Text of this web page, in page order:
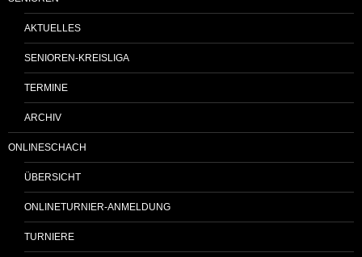
AKTUELLES
SENIOREN-KREISLIGA
TERMINE
ARCHIV
ONLINESCHACH
ÜBERSICHT
ONLINETURNIER-ANMELDUNG
TURNIERE